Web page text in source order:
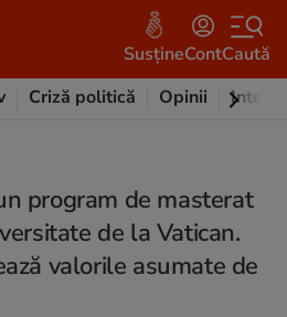
SusțineContCaută
Criză politică Opinii
program de masterat
de la Vatican.
valorile asumate de